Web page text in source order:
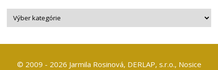
© 2009 - 2026 Jarmila Rosinová, DERLAP, s.r.o., Nosice